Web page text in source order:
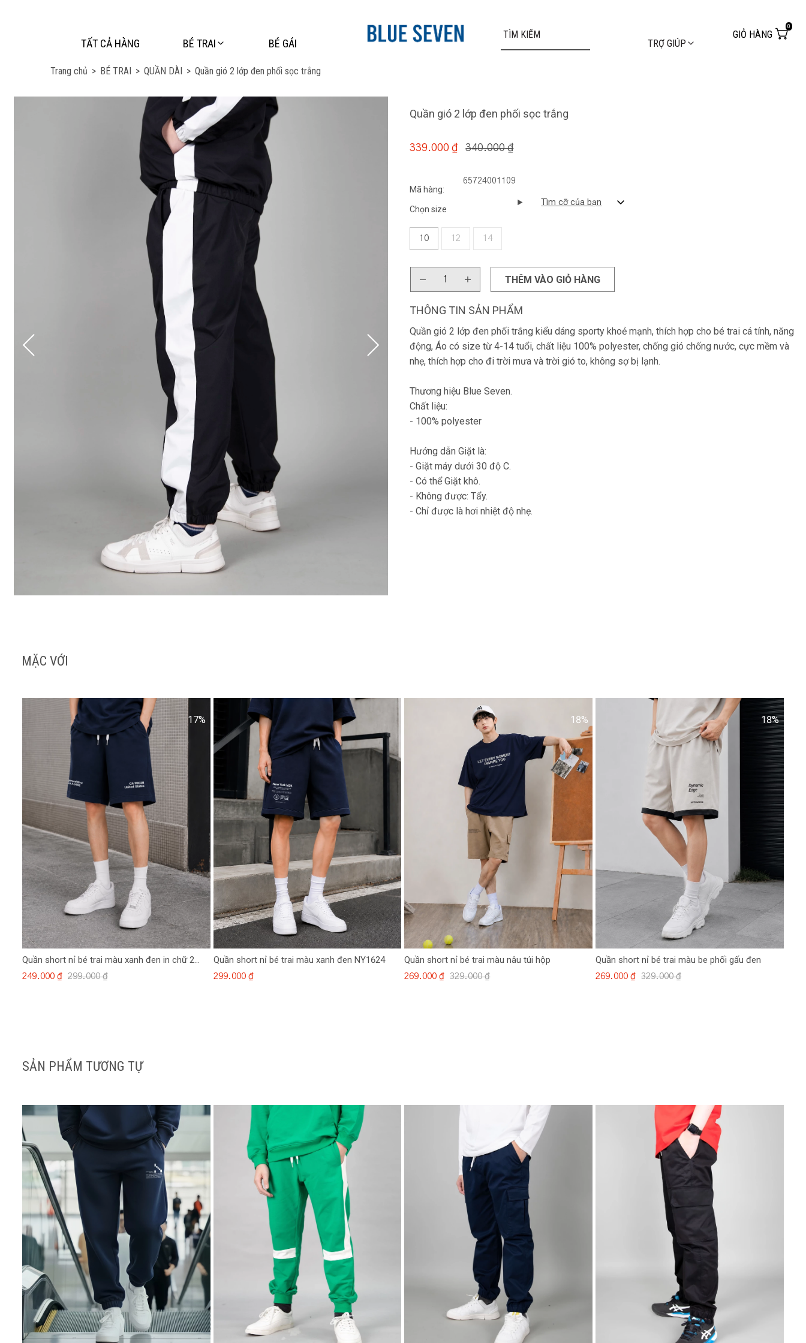
TRỢ GIÚP
GIỎ HÀNG
0
TẤT CẢ HÀNG BÉ TRAI BÉ GÁI
Trang chủ > BÉ TRAI > QUẦN DÀI > Quần gió 2 lớp đen phối sọc trắng
Quần gió 2 lớp đen phối sọc trắng
Mã hàng:
THÔNG TIN SẢN PHẨM
339.000 ₫ 340.000 ₫
65724001109
Chọn size
10 12 14
THÊM VÀO GIỎ HÀNG
Quần gió 2 lớp đen phối trắng kiểu dáng sporty khoẻ mạnh, thích hợp cho bé trai cá tính, năng
động, Áo có size từ 4-14 tuổi, chất liệu 100% polyester, chống gió chống nước, cực mềm và
nhẹ, thích hợp cho đi trời mưa và trời gió to, không sợ bị lạnh.
Thương hiệu Blue Seven.
Chất liệu:
- 100% polyester
Hướng dẫn Giặt là:
- Giặt máy dưới 30 độ C.
- Có thể Giặt khô.
- Không được: Tẩy.
- Chỉ được là hơi nhiệt độ nhẹ.
Tìm cỡ của bạn
17%
Quần short nỉ bé trai màu xanh đen in chữ 2
bên
249.000 ₫ 299.000 ₫
Quần short nỉ bé trai màu xanh đen NY1624
299.000 ₫
18%
Quần short nỉ bé trai màu nâu túi hộp
269.000 ₫ 329.000 ₫
18%
Quần short nỉ bé trai màu be phối gấu đen
269.000 ₫ 329.000 ₫
MẶC VỚI
SẢN PHẨM TƯƠNG TỰ